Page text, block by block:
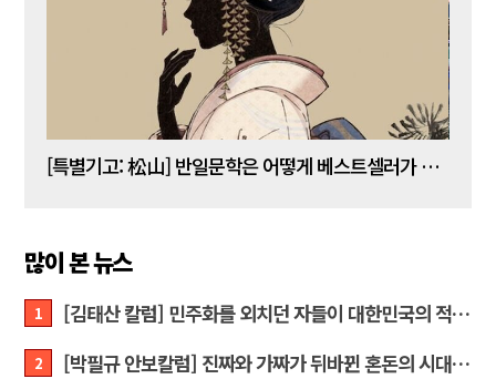
[특별기고: 松山] 반일문학은 어떻게 베스트셀러가 되는가?
많이 본 뉴스
1 [김태산 칼럼] 민주화를 외치던 자들이 대한민국의 적이고 간첩이었다
2 [박필규 안보칼럼] 진짜와 가짜가 뒤바뀐 혼돈의 시대, 안보 파탄은 막아야